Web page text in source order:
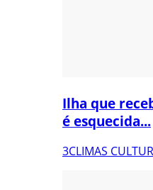
Ilha que
é esquecida...
3CLIMAS